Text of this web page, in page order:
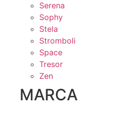
Serena
Sophy
Stela
Stromboli
Space
Tresor
Zen
MARCA